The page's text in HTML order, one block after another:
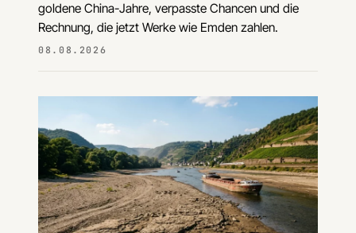
goldene China-Jahre, verpasste Chancen und die
Rechnung, die jetzt Werke wie Emden zahlen.
08.08.2026